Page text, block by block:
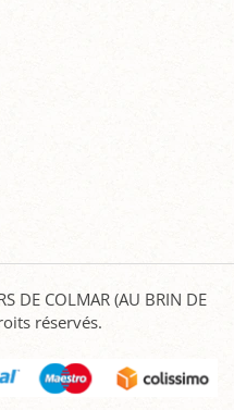
DE COLMAR (AU BRIN DE
réservés.